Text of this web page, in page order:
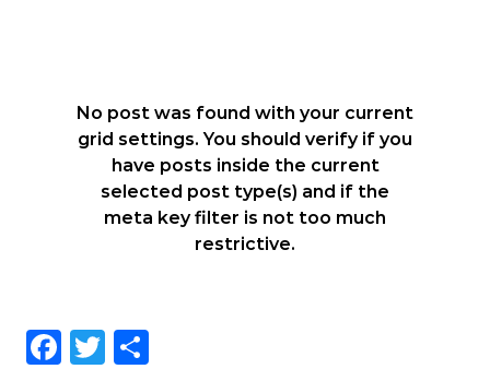
No post was found with your current
grid settings. You should verify if you
have posts inside the current
selected post type(s) and if the
meta key filter is not too much
restrictive.
Facebook
Twitter